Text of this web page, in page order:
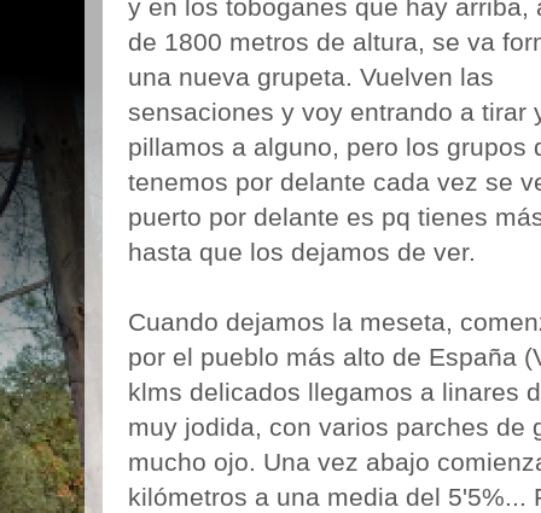
y en los toboganes que hay arriba,
de 1800 metros de altura, se va
una nueva grupeta. Vuelven las
sensaciones y voy entrando a tirar
pillamos a alguno, pero los grupos
tenemos por delante cada vez se
puerto por delante es pq tienes
hasta que los dejamos de ver.
Cuando dejamos la meseta,
por el pueblo más alto de España
klms delicados llegamos a linares
muy jodida, con varios parches de
mucho ojo. Una vez abajo
kilómetros a una media del 5'5%...